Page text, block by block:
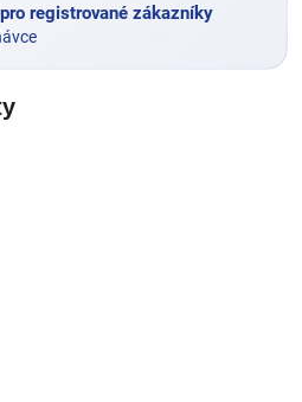
registrované zákazníky